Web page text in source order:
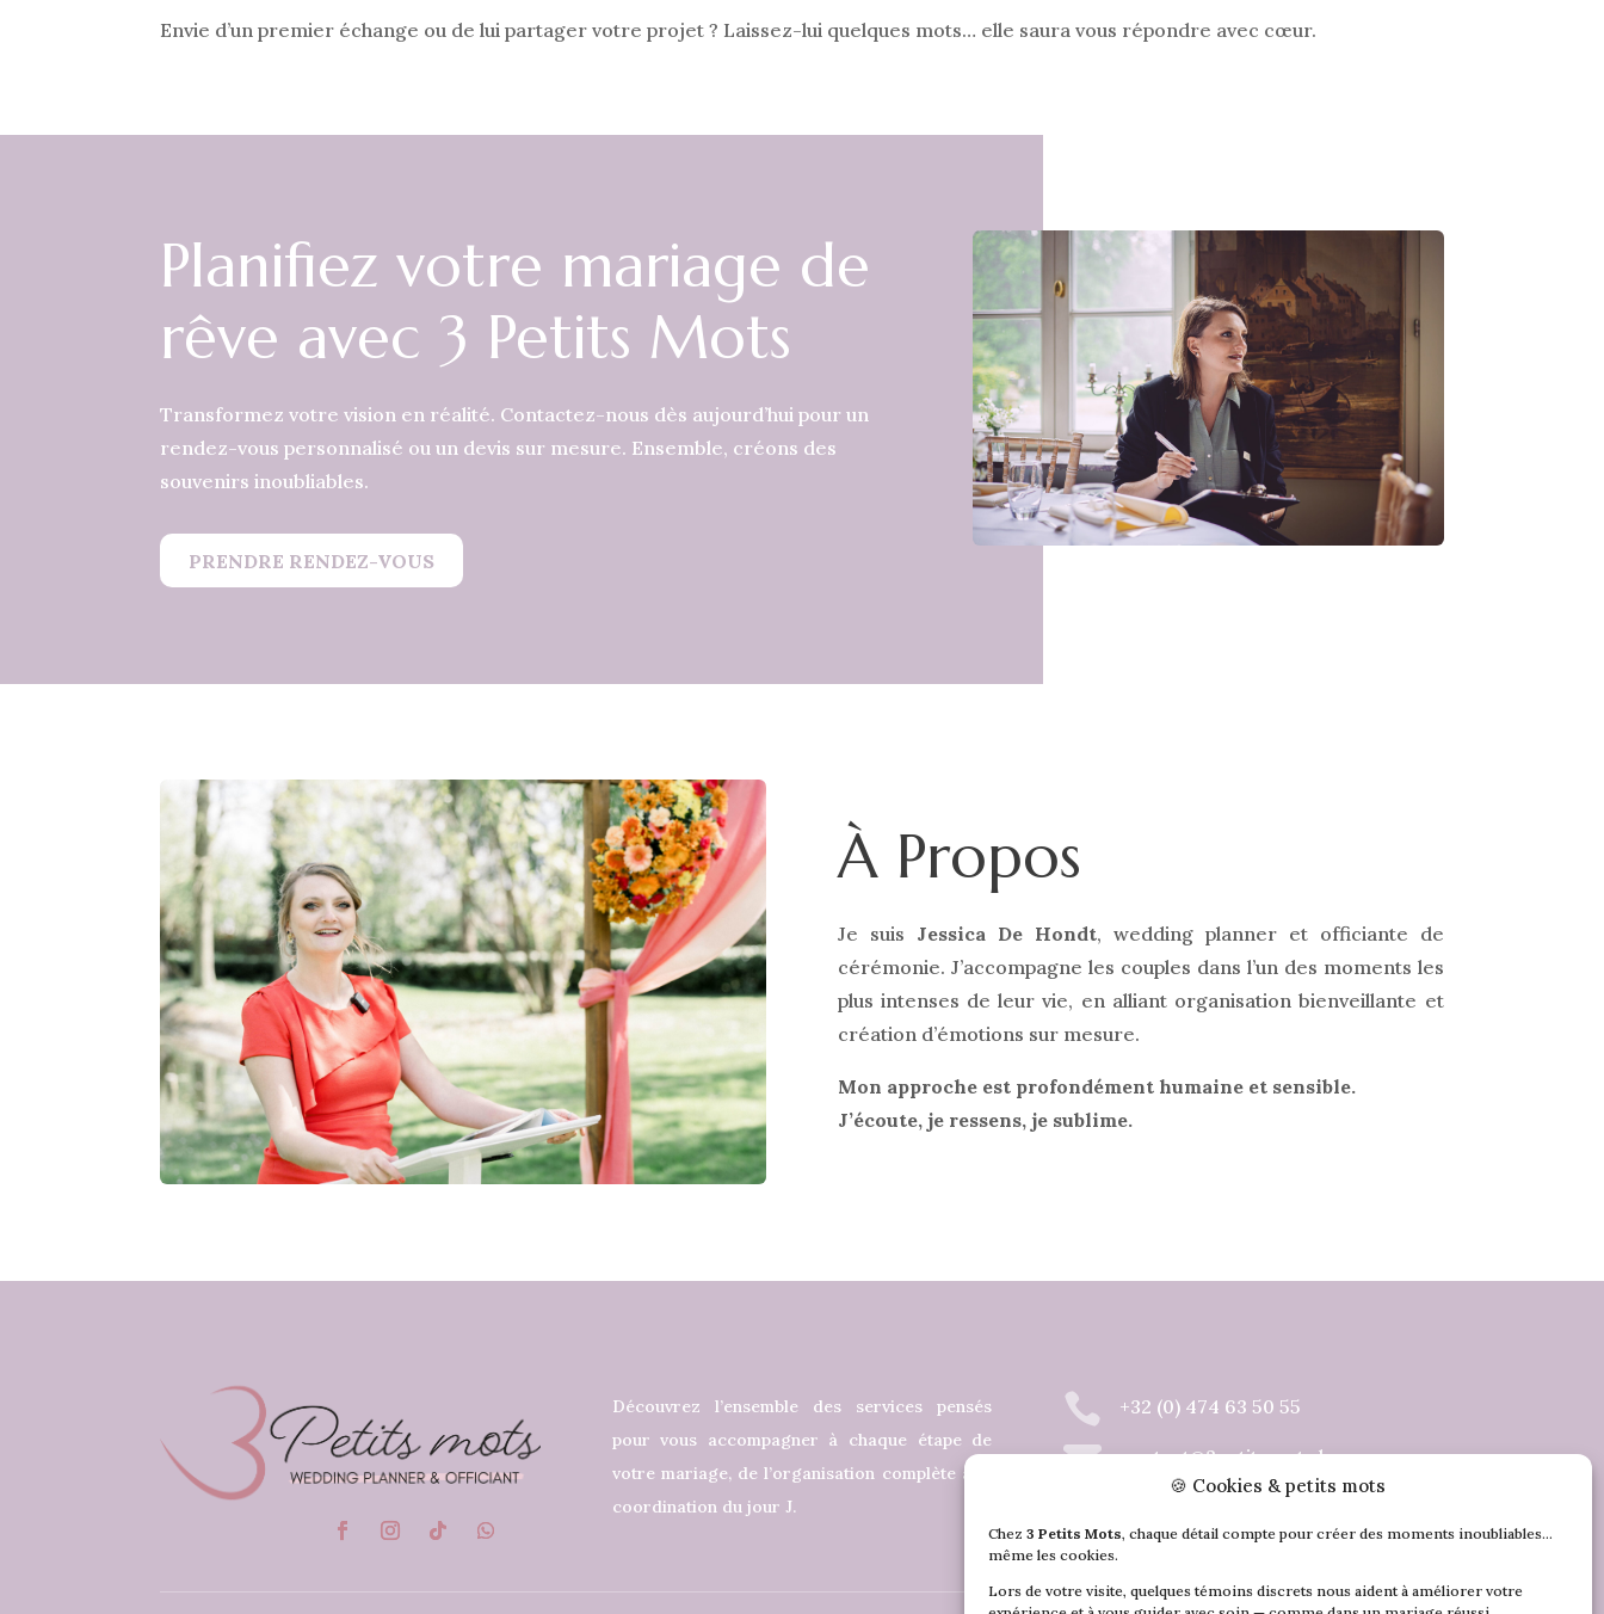
🍪 Cookies & petits mots
Chez 3 Petits Mots, chaque détail compte pour créer des moments inoubliables…
même les cookies.
Lors de votre visite, quelques témoins discrets nous aident à améliorer votre
Envie d’un premier échange ou de lui partager votre projet ? Laissez-lui quelques mots… elle saura vous répondre avec cœur.
Planifiez votre mariage de
rêve avec 3 Petits Mots
Transformez votre vision en réalité. Contactez-nous dès aujourd’hui pour un
rendez-vous personnalisé ou un devis sur mesure. Ensemble, créons des
souvenirs inoubliables.
PRENDRE RENDEZ-VOUS
À Propos
Je suis Jessica De Hondt, wedding planner et officiante de
cérémonie. J’accompagne les couples dans l’un des moments les
plus intenses de leur vie, en alliant organisation bienveillante et
création d’émotions sur mesure.
Mon approche est profondément humaine et sensible.
J’écoute, je ressens, je sublime.
Découvrez l’ensemble des services pensés
pour vous accompagner à chaque étape de
votre mariage, de l’organisation complète à la
coordination du jour J.
 +32 (0) 474 63 50 55
 contact@3petitsmots.be